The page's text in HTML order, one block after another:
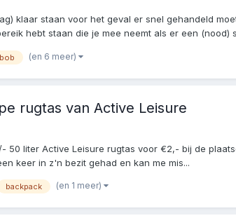
klaar staan voor het geval er snel gehandeld
hebt staan die je mee neemt als er een (nood)
bob (en 6 meer)
rugtas van Active Leisure
liter Active Leisure rugtas voor €2,- bij de
keer in z'n bezit gehad en kan me mis...
backpack (en 1 meer)